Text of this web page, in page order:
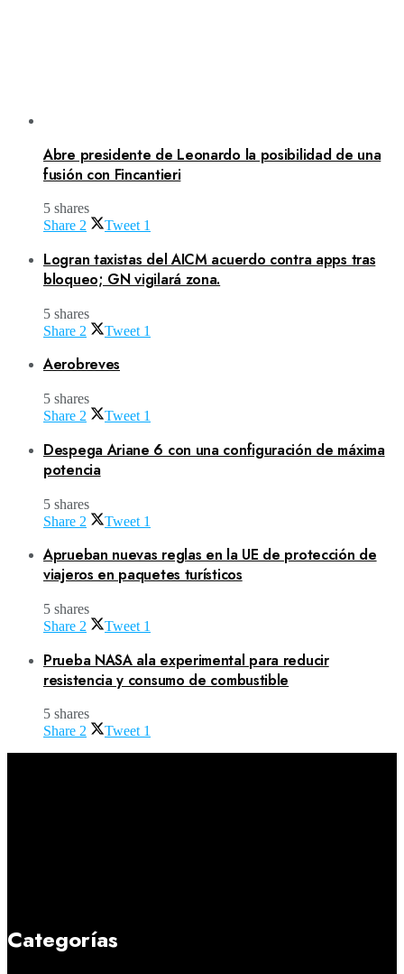
Abre presidente de Leonardo la posibilidad de una
fusión con Fincantieri
5 shares
Share 2 Tweet 1
Logran taxistas del AICM acuerdo contra apps tras
bloqueo; GN vigilará zona.
5 shares
Share 2 Tweet 1
Aerobreves
5 shares
Share 2 Tweet 1
Despega Ariane 6 con una configuración de máxima
potencia
5 shares
Share 2 Tweet 1
Aprueban nuevas reglas en la UE de protección de
viajeros en paquetes turísticos
5 shares
Share 2 Tweet 1
Prueba NASA ala experimental para reducir
resistencia y consumo de combustible
5 shares
Share 2 Tweet 1
Categorías